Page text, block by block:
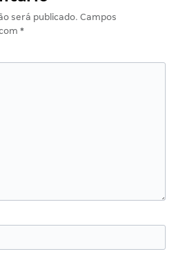
será publicado. Campos
*